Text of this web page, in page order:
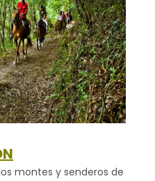
montes y senderos de